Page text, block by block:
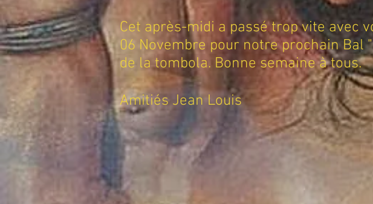
Cet après-midi a passé trop vite avec
06 Novembre pour notre prochain Bal
de la tombola. Bonne semaine à tous.
Amitiés Jean Louis